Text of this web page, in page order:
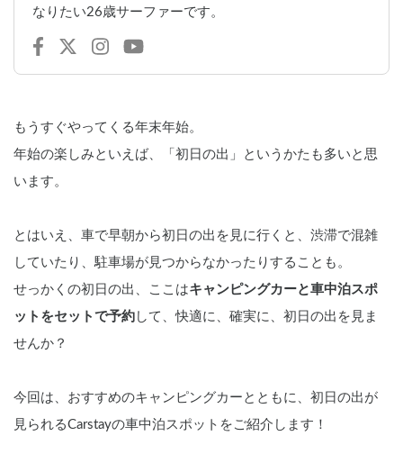
なりたい26歳サーファーです。
もうすぐやってくる年末年始。
年始の楽しみといえば、「初日の出」というかたも多いと思
います。
とはいえ、車で早朝から初日の出を見に行くと、渋滞で混雑
していたり、駐車場が見つからなかったりすることも。
せっかくの初日の出、ここはキャンピングカーと車中泊スポ
ットをセットで予約 して、快適に、確実に、初日の出を見ま
せんか？
今回は、おすすめのキャンピングカーとともに、初日の出が
見られるCarstayの車中泊スポットをご紹介します！